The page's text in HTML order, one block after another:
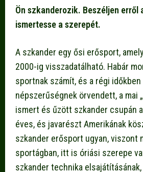
Ön szkanderozik. Beszéljen erről
ismertesse a szerepét.
A szkander egy ősi erősport,
2000-ig visszadatálható. Habár
sportnak számít, és a régi időkben
népszerűségnek örvendett, a mai
ismert és űzött szkander csupán
éves, és javarészt Amerikának
szkander erősport ugyan, viszont
sportágban, itt is óriási szerepe
szkander technika